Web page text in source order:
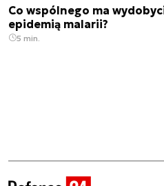
Co wspólnego ma
epidemią malarii?
5 min.